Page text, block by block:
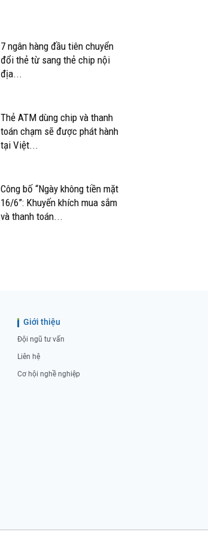
7 ngân hàng đầu tiên chuyển
đổi thẻ từ sang thẻ chip nội
địa...
Thẻ ATM dùng chip và thanh
toán chạm sẽ được phát hành
tại Việt...
Công bố “Ngày không tiền mặt
16/6”: Khuyến khích mua sắm
và thanh toán...
Giới thiệu
Đội ngũ tư vấn
Liên hệ
Cơ hội nghề nghiệp